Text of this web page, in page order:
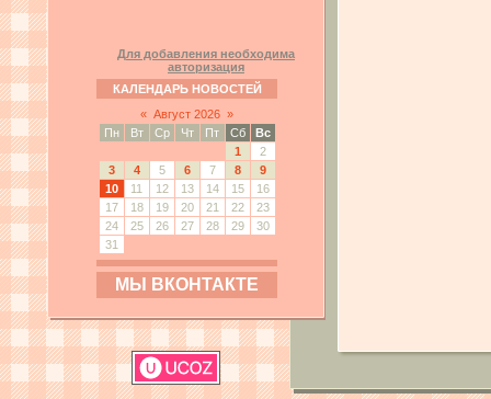
Для добавления необходима
авторизация
КАЛЕНДАРЬ НОВОСТЕЙ
« Август 2026 »
Пн
Вт Ср Чт Пт Сб
Вс
1
2
3
4 5 6 7 8
9
10
11 12 13 14 15
16
17
18 19 20 21 22
23
24
25 26 27 28 29
30
31
МЫ ВКОНТАКТЕ